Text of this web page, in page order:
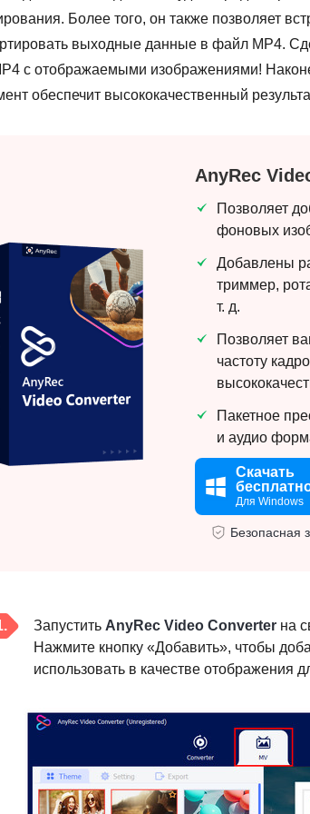
Более того, он также позволяет
выходные данные в файл MP4.
с отображаемыми изображениями!
обеспечит высококачественный
AnyRec
Позволяет
фоновых
Добавлены
триммер,
т. д.
Позволяет
частоту
Пакетное
и аудио
Скачать
Для Windows
Безопасная
Запустить AnyRec Video Converter на
Нажмите кнопку «Добавить», чтобы
использовать в качестве отображения